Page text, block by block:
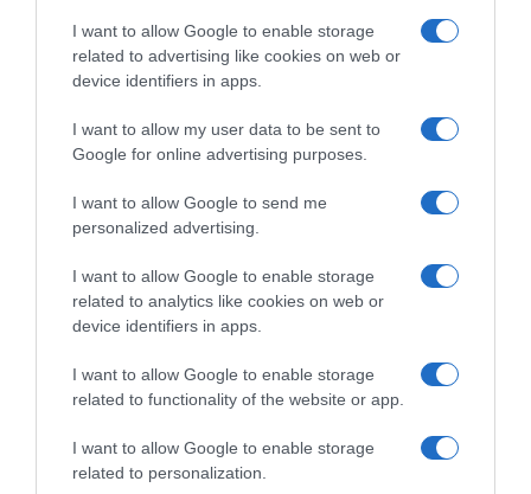
I want to allow Google to enable storage
related to advertising like cookies on web or
device identifiers in apps.
I want to allow my user data to be sent to
Google for online advertising purposes.
I want to allow Google to send me
personalized advertising.
I want to allow Google to enable storage
related to analytics like cookies on web or
device identifiers in apps.
I want to allow Google to enable storage
related to functionality of the website or app.
I want to allow Google to enable storage
related to personalization.
ΕΛΛΑΔΑ
Η συγκλονιστική στιγμή στις Ροβιές – Η
εγγονή παρακαλούσε τους παππούδες της
να φύγουν από το σπίτι (vid)